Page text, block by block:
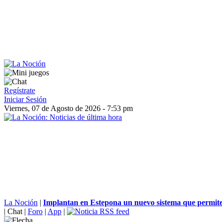
Regístrate
Iniciar Sesión
Viernes, 07 de Agosto de 2026 - 7:53 pm
La Noción | Implantan en Estepona un nuevo sistema que
| Chat | Foro | App |